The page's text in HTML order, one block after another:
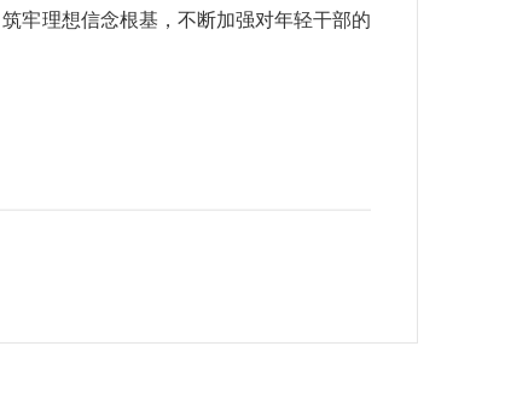
牢理想信念根基，不断加强对年轻干部的